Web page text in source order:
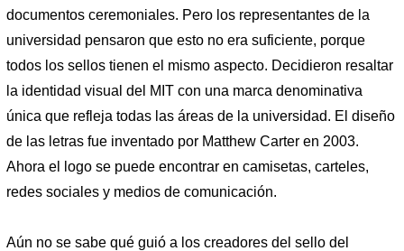
documentos ceremoniales. Pero los representantes de la
universidad pensaron que esto no era suficiente, porque
todos los sellos tienen el mismo aspecto. Decidieron resaltar
la identidad visual del MIT con una marca denominativa
única que refleja todas las áreas de la universidad. El diseño
de las letras fue inventado por Matthew Carter en 2003.
Ahora el logo se puede encontrar en camisetas, carteles,
redes sociales y medios de comunicación.
Aún no se sabe qué guió a los creadores del sello del